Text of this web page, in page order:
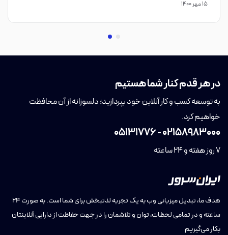
در مقابل، اگر کسب‌وکار شما بازار جهانی دارد و اغلب مشتریان در اروپا یا
آمریکا هستند، VPS خارجی با دسترسی به آخرین فناوری‌های
سخت‌افزاری و پایداری بالای دیتاسنترهای بین‌المللی می‌تواند انتخاب
گزینه‌ای مطمئن‌تر و هوشمندانه‌تر است.
چرا خرید سرور مجازی ایران از ایران‌سرور بهترین انتخاب است؟
با خرید سرور مجازی ایران از ایران‌سرور، می‌توانید تجربه‌ای سریع، پایدار و
بالای داخلی، دسترسی روان و بدون تاخیر را برای کاربران ایرانی فراهم
پایداری بیشتر، امکان اتصال پایدارتر به سرویس‌های بومی و کاربردی را در
اختیار شما قرار می‌دهد.
۱۵ مهر ۱۴۰۰
در هر قدم کنار شما هستیم
به توسعه کسب و کار آنلاین خود بپردازید؛ دلسوزانه از آن محافظت
خواهیم کرد.
02158983000
-
05131776
7 روز هفته و 24 ساعته
هدف ما، تبدیل میزبانی وب به یک تجربه لذتبخش برای شما است. به صورت ۲۴
ساعته و در تمامی لحظات، توان و تلاشمان را در جهت حفاظت از دارایی آنلاینتان
بکار می‌گیریم